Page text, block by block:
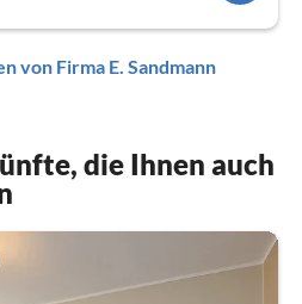
von Firma E. Sandmann
die Ihnen auch